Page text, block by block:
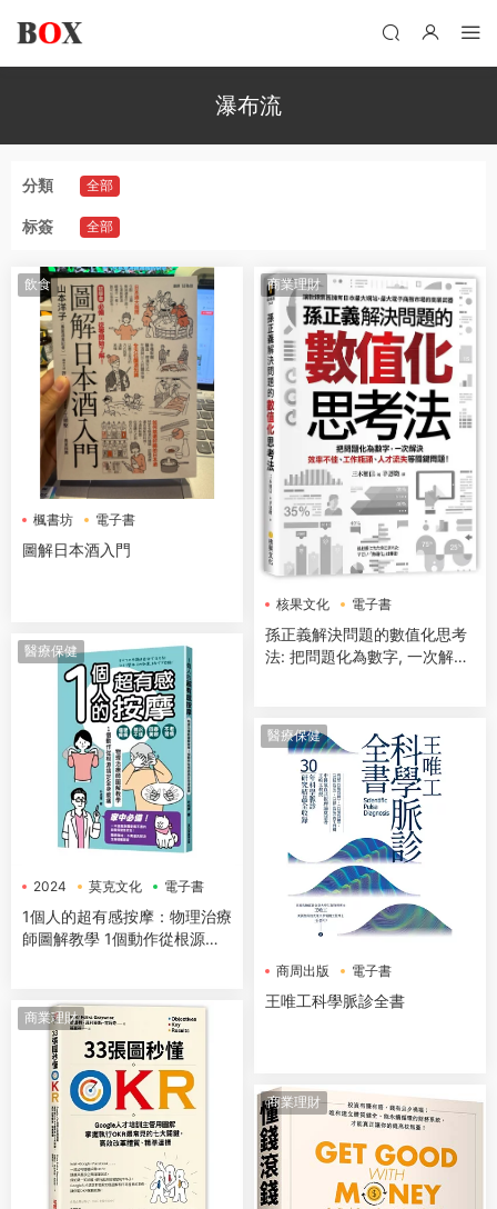
瀑布流
分類 全部
标簽 全部
飲食
楓書坊 電子書
圖解日本酒入門
商業理財
核果文化 電子書
孫正義解決問題的數值化思考
法: 把問題化為數字, 一次解決
醫療保健
2024 莫克文化 電子書
1個人的超有感按摩：物理治療
師圖解教學 1個動作從根源搞
醫療保健
商周出版 電子書
王唯工科學脈診全書
商業理財
商業理財